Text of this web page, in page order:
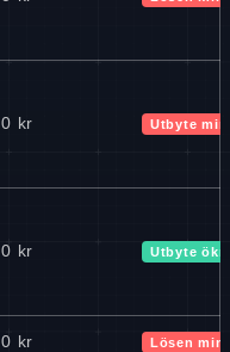
0 kr Utbyte
0 kr Utbyte
0 kr Lösen